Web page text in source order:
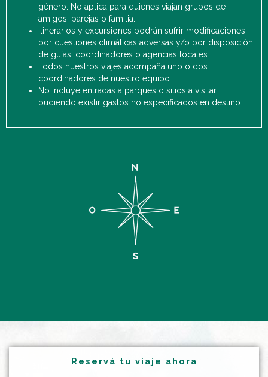
género. No aplica para quienes viajan grupos de
amigos, parejas o familia.
Itinerarios y excursiones podrán sufrir modificaciones
por cuestiones climáticas adversas y/o por disposición
de guías, coordinadores o agencias locales.
Todos nuestros viajes acompaña uno o dos
coordinadores de nuestro equipo.
No incluye entradas a parques o sitios a visitar,
pudiendo existir gastos no especificados en destino.
Reservá tu viaje ahora